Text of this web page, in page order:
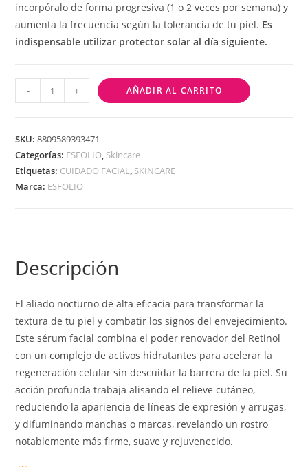
incorpóralo de forma progresiva (1 o 2 veces por semana) y
aumenta la frecuencia según la tolerancia de tu piel. Es
indispensable utilizar protector solar al día siguiente.
- + AÑADIR AL CARRITO
SKU:8809589393471
Categorías: ESFOLIO, Skincare
Etiquetas: CUIDADO FACIAL, SKINCARE
Marca: ESFOLIO
Descripción
El aliado nocturno de alta eficacia para transformar la
textura de tu piel y combatir los signos del envejecimiento.
Este sérum facial combina el poder renovador del Retinol
con un complejo de activos hidratantes para acelerar la
regeneración celular sin descuidar la barrera de la piel. Su
acción profunda trabaja alisando el relieve cutáneo,
reduciendo la apariencia de líneas de expresión y arrugas,
y difuminando manchas o marcas, revelando un rostro
notablemente más firme, suave y rejuvenecido.